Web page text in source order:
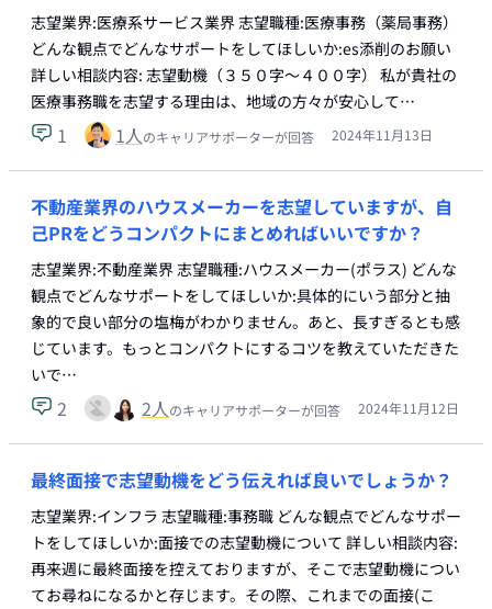
志望業界:医療系サービス業界 志望職種:医療事務（薬局事務）
どんな観点でどんなサポートをしてほしいか:es添削のお願い
詳しい相談内容: 志望動機（３５０字～４００字） 私が貴社の
医療事務職を志望する理由は、地域の方々が安心して…
1 1人のキャリアサポーターが回答 2024年11月13日
不動産業界のハウスメーカーを志望していますが、自
己PRをどうコンパクトにまとめればいいですか？
志望業界:不動産業界 志望職種:ハウスメーカー(ポラス) どんな
観点でどんなサポートをしてほしいか:具体的にいう部分と抽
象的で良い部分の塩梅がわかりません。あと、長すぎるとも感
じています。もっとコンパクトにするコツを教えていただきた
いで…
2 2人のキャリアサポーターが回答 2024年11月12日
最終面接で志望動機をどう伝えれば良いでしょうか？
志望業界:インフラ 志望職種:事務職 どんな観点でどんなサポー
トをしてほしいか:面接での志望動機について 詳しい相談内容:
再来週に最終面接を控えておりますが、そこで志望動機につい
てお尋ねになるかと存じます。その際、これまでの面接(こ